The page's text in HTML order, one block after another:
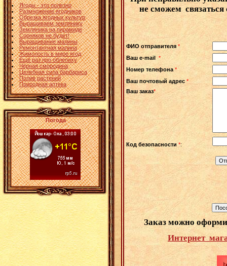
Ягоды - это полезно
Размножение ягодников
Обрезка ягодных культур
Выращиваем землянику
Земляника на пирамиде
Сорняков не будет!
Выращивание малины
Ремонтантная малина
Жимолость в мире ягод
Ещё раз про облепиху
Чёрная смородина
Целебная сила барбариса
Полив растений
Природная аптека
Погода
не сможем
ФИО отправителя *
Ваш е-mail *
Номер телефона *
Ваш почтовый адрес *
Ваш заказ*
Код безопасности *:
Заказ можно
Интернет